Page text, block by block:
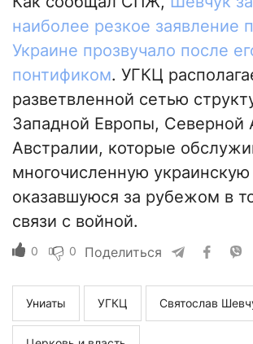
наиболее резкое заявление
Украине прозвучало после
понтификом. УГКЦ
разветвленной сетью
Западной Европы, Северной
Австралии, которые
многочисленную украинскую
оказавшуюся за рубежом в
связи с войной.
0 0 Поделиться
Униаты УГКЦ Святослав